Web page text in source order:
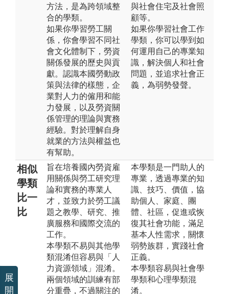
方法，是為跨領域整
合的學類。
如果你學習勞工關
係，你會學習不同社
會文化體制下，勞資
關係發展的歷史與貢
獻。認識本國勞動政
策與法律的樣態，企
業對人力的僱用和能
力發展，以及勞資關
係管理的理論與實務
經驗。對於理解自身
就業的方法與權益也
有幫助。
與社會住宅及社會照
顧等。
如果你學習社會工作
學類，你可以學到如
何運用自己的專業知
識，解決個人和社會
問題，並追求社會正
義，為弱勢發聲。
相似
學類
比一
比
旨在培養國內勞資雇
用關係與勞工研究理
論和實務的專業人
才，並致力於勞工議
題之教學、研究、推
廣服務和國際交流的
工作。
本學類不易與其他學
類混淆但容易與「人
力資源領域」混淆。
兩個領域的訓練有部
分重疊，不過關注的
本學類是一門助人的
專業，透過專業的知
識、技巧、價值，協
助個人、家庭、團
體、社區，促進或恢
復其社會功能，滿足
基本人性需求，關懷
弱勢族群，實踐社會
正義。
本學類容易與社會學
學類和心理學類混
淆。
展
開